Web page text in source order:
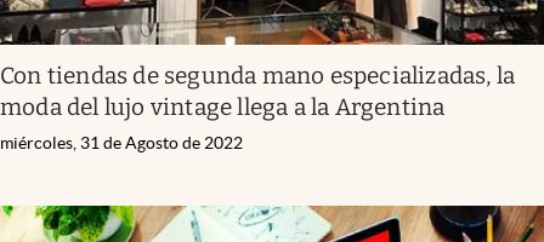
Con tiendas de segunda mano especializadas, la
moda del lujo vintage llega a la Argentina
miércoles, 31 de Agosto de 2022